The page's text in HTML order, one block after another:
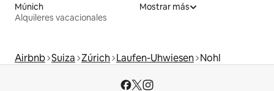
Múnich
Alquileres vacacionales
Mostrar más
Airbnb Suiza Zúrich Laufen-Uhwiesen Nohl